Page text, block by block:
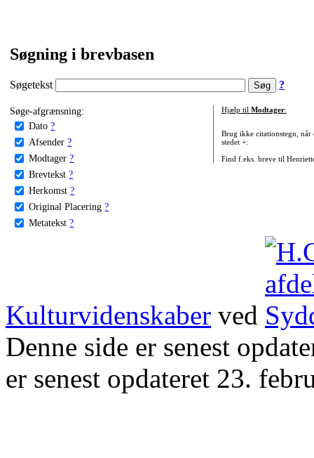
Søgning i brevbasen
Søgetekst ?
Søge-afgrænsning:
Dato ?
Afsender ?
Modtager ?
Brevtekst ?
Herkomst ?
Original Placering ?
Metatekst ?
Hjælp til Modtager:
Brug ikke citationstegn, når
stedet +:
Find f.eks. breve til
Kulturvidenskaber ved
Denne side er senest
er senest opdateret 23.